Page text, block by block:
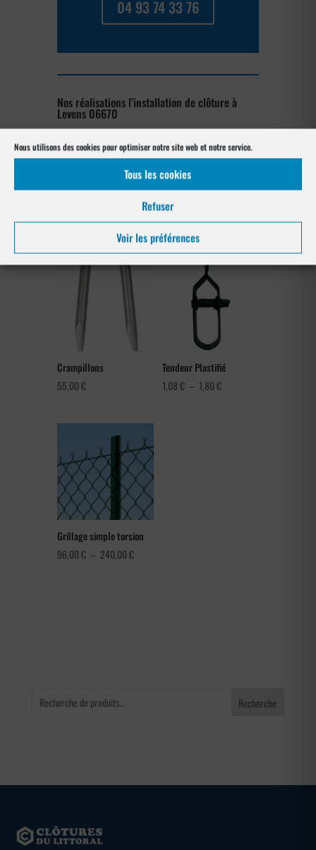
Nous utilisons des cookies pour optimiser notre site web et notre service.
Tous les cookies
Refuser
Voir les préférences
04 93 74 33 76
Nos réalisations l’installation de clôture à
Levens 06670
[su_posts posts_per_page= »4″
Notre gamme pour la pose
à Levens 06670
Crampillons
55,00€
Tendeur Plastifié
1,08€ – 1,80€Plage
Grillage simple torsion
96,00€ – 240,00€Plage
Recherche